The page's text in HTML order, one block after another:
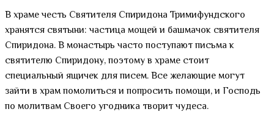
В храме честь Святителя Спиридона Тримифундского
хранятся святыни: частица мощей и башмачок святителя
Спиридона. В монастырь часто поступают письма к
святителю Спиридону, поэтому в храме стоит
специальный ящичек для писем. Все желающие могут
зайти в храм помолиться и попросить помощи, и Господь
по молитвам Своего угодника творит чудеса.